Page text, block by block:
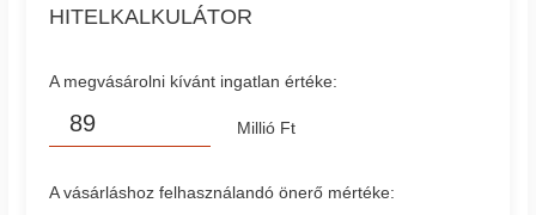
HITELKALKULÁTOR
A megvásárolni kívánt ingatlan értéke:
Millió Ft
A vásárláshoz felhasználandó önerő mértéke: